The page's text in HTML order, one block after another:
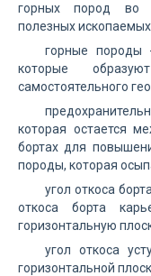
горных пород во
полезных
горные породы
которые
самостоятельного
которая остается
бортах для
породы, которая
угол откоса
откоса борта
горизонтальную
угол откоса
горизонтальной